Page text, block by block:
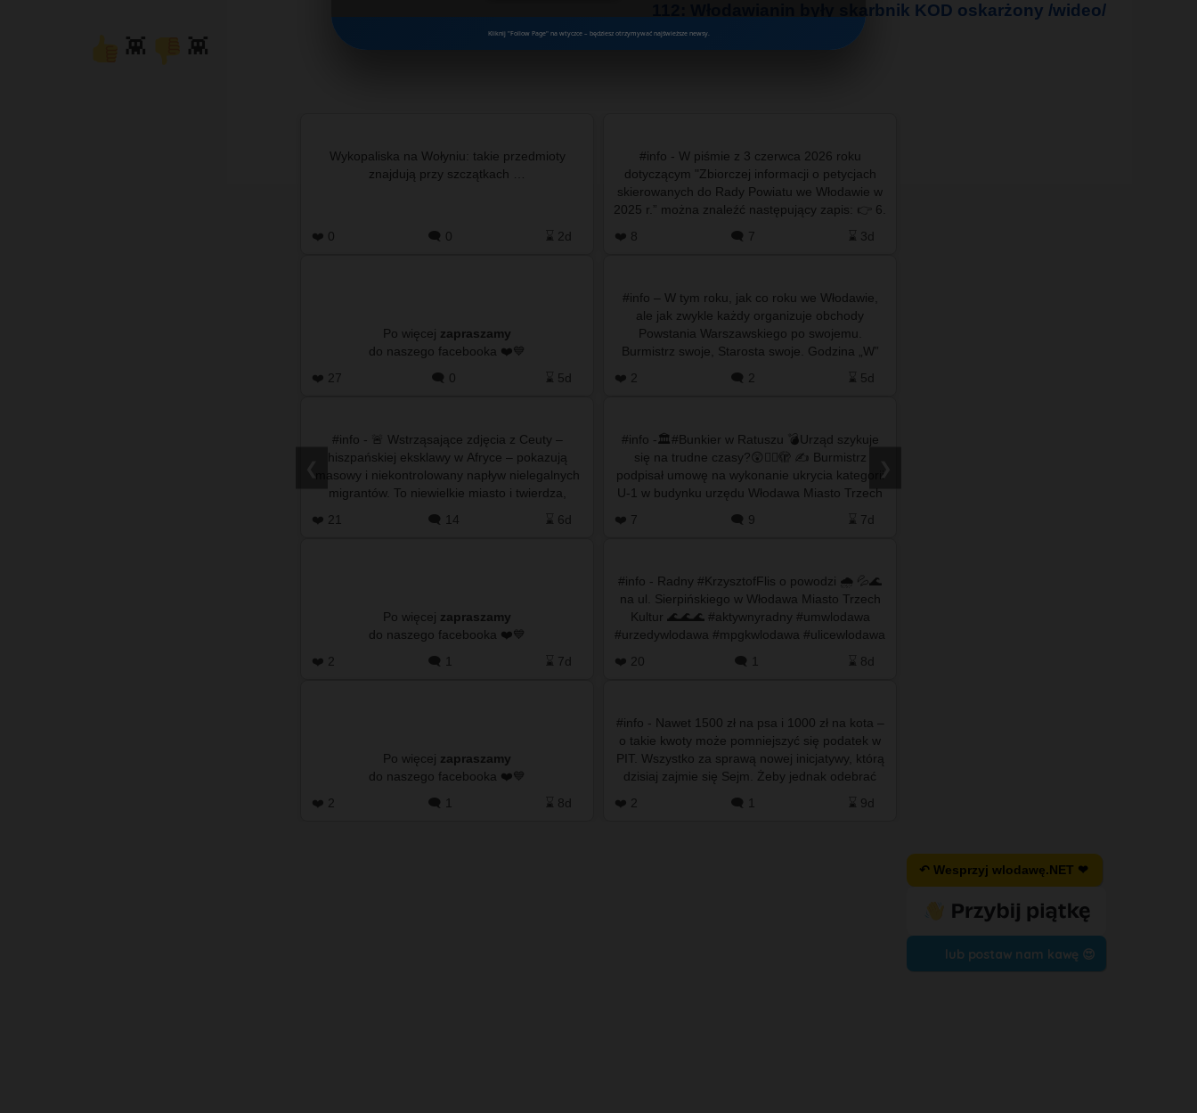
Kliknij "Follow Page" na wtyczce – będziesz otrzymywać najświeższe newsy.
112: Włodawianin były skarbnik KOD oskarżony /wideo/
👾 👾
Wykopaliska na Wołyniu: takie przedmioty
❤️ 0 🗨️ 0 ⌛ 2d
#info - W piśmie z 3 czerwca 2026 roku
dotyczącym "Zbiorczej informacji o petycjach
skierowanych do Rady Powiatu we Włodawie w
2025 r.” można znaleźć następujący zapis: 👉 6.
❤️ 8 🗨️ 7 ⌛ 3d
Po więcej zapraszamy
do naszego facebooka ❤️💙
❤️ 27
🗨️ 0 ⌛ 5d
#info – W tym roku, jak co roku we Włodawie,
ale jak zwykle każdy organizuje obchody
Powstania Warszawskiego po swojemu.
Burmistrz swoje, Starosta swoje. Godzina „W”
❤️ 2 🗨️ 2 ⌛ 5d
#info - 🚨 Wstrząsające zdjęcia z Ceuty –
hiszpańskiej eksklawy w Afryce – pokazują
masowy i niekontrolowany napływ nielegalnych
migrantów. To niewielkie miasto i twierdza,
❤️ 21 🗨️ 14 ⌛ 6d
#info -🏛️#Bunkier w Ratuszu 💣Urząd szykuje
się na trudne czasy?😲😵‍💫🫣 ✍️ Burmistrz
podpisał umowę na wykonanie ukrycia kategorii
U-1 w budynku urzędu Włodawa Miasto Trzech
❤️ 7 🗨️ 9 ⌛ 7d
Po więcej zapraszamy
do naszego facebooka ❤️💙
❤️ 2
🗨️ 1 ⌛ 7d
#info - Radny #KrzysztofFlis o powodzi 🌧️ 💦🌊
na ul. Sierpińskiego w Włodawa Miasto Trzech
Kultur 🌊🌊🌊 #aktywnyradny #umwlodawa
#urzedywlodawa #mpgkwlodawa #ulicewlodawa
❤️ 20 🗨️ 1 ⌛ 8d
Po więcej zapraszamy
do naszego facebooka ❤️💙
❤️ 2
🗨️ 1 ⌛ 8d
#info - Nawet 1500 zł na psa i 1000 zł na kota –
o takie kwoty może pomniejszyć się podatek w
PIT. Wszystko za sprawą nowej inicjatywy, którą
dzisiaj zajmie się Sejm. Żeby jednak odebrać
❤️ 2 🗨️ 1 ⌛ 9d
❯
↶ Wesprzyj wlodawę.NET ❤
lub postaw nam kawę 😍